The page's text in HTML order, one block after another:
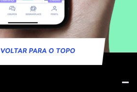
VOLTAR PARA O TOPO